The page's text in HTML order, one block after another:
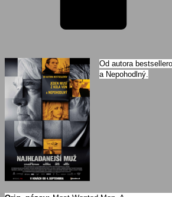
Od autora
a Nepohodlný.